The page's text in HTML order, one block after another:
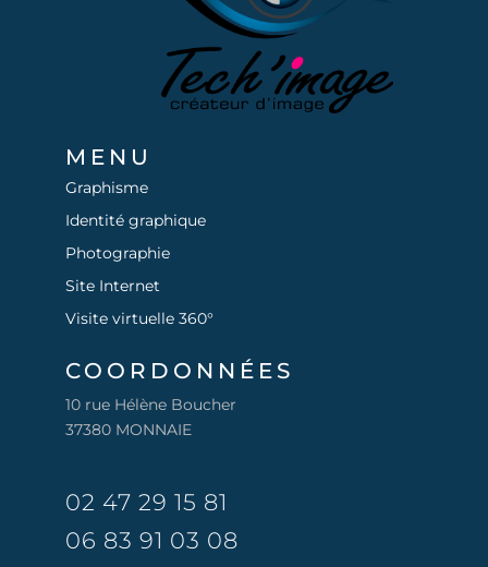
MENU
Graphisme
Identité graphique
Photographie
Site Internet
Visite virtuelle 360°
COORDONNÉES
10 rue Hélène Boucher
37380 MONNAIE
02 47 29 15 81
06 83 91 03 08